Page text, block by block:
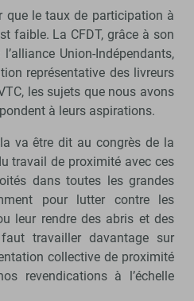
que le taux de participation à
faible. La CFDT, grâce à son
Union-Indépendants,
représentative des livreurs
les sujets que nous avons
à leurs aspirations.
va être dit au congrès de la
travail de proximité avec ces
dans toutes les grandes
pour lutter contre les
leur rendre des abris et des
travailler davantage sur
collective de proximité
revendications à l’échelle